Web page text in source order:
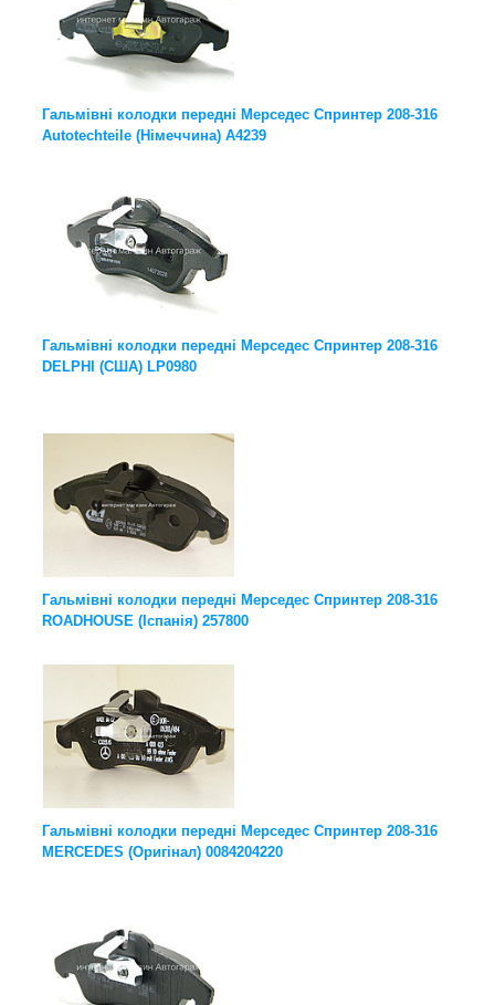
Гальмівні колодки передні Мерседес Спринтер 208-316
Autotechteile (Німеччина) A4239
Гальмівні колодки передні Мерседес Спринтер 208-316
DELPHI (США) LP0980
Гальмівні колодки передні Мерседес Спринтер 208-316
ROADHOUSE (Іспанія) 257800
Гальмівні колодки передні Мерседес Спринтер 208-316
MERCEDES (Оригінал) 0084204220